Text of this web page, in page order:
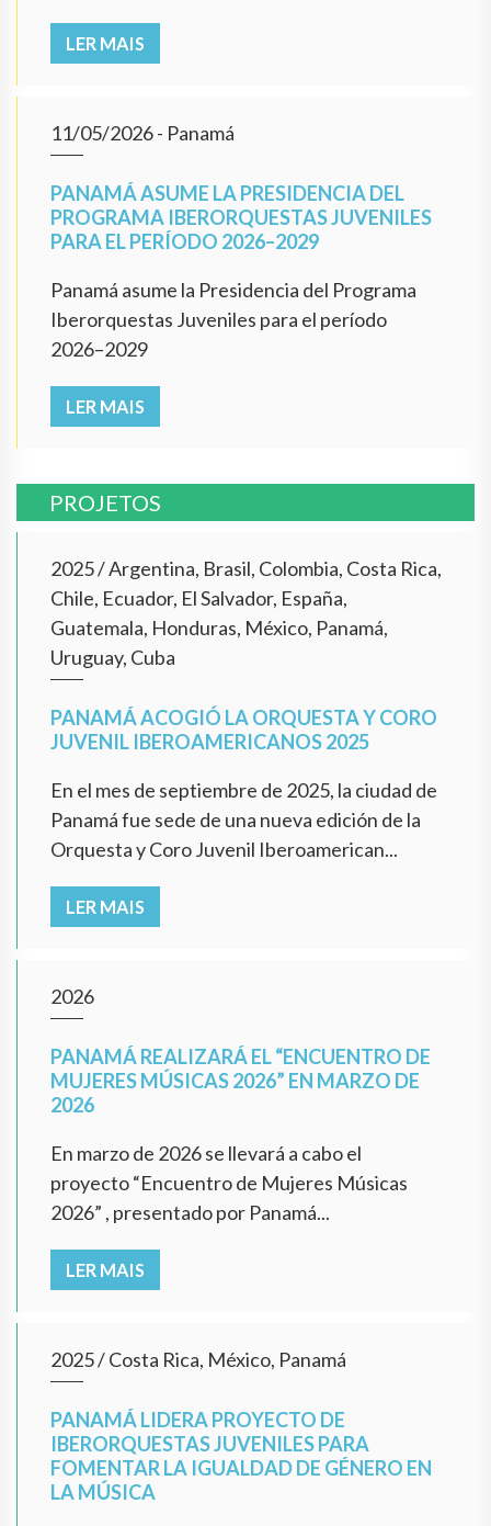
LER MAIS
11/05/2026- Panamá
PANAMÁ ASUME LA PRESIDENCIA DEL
PROGRAMA IBERORQUESTAS JUVENILES
PARA EL PERÍODO 2026–2029
Panamá asume la Presidencia del Programa
Iberorquestas Juveniles para el período
2026–2029
LER MAIS
PROJETOS
2025/Argentina, Brasil, Colombia, Costa Rica,
Chile, Ecuador, El Salvador, España,
Guatemala, Honduras, México, Panamá,
Uruguay, Cuba
PANAMÁ ACOGIÓ LA ORQUESTA Y CORO
JUVENIL IBEROAMERICANOS 2025
En el mes de septiembre de 2025, la ciudad de
Panamá fue sede de una nueva edición de la
Orquesta y Coro Juvenil Iberoamerican...
LER MAIS
2026
PANAMÁ REALIZARÁ EL “ENCUENTRO DE
MUJERES MÚSICAS 2026” EN MARZO DE
2026
En marzo de 2026 se llevará a cabo el
proyecto “Encuentro de Mujeres Músicas
2026” , presentado por Panamá...
LER MAIS
2025/Costa Rica, México, Panamá
PANAMÁ LIDERA PROYECTO DE
IBERORQUESTAS JUVENILES PARA
FOMENTAR LA IGUALDAD DE GÉNERO EN
LA MÚSICA